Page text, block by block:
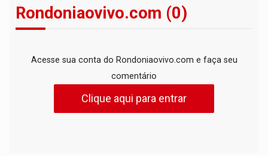
Rondoniaovivo.com (0)
Acesse sua conta do Rondoniaovivo.com e faça seu
comentário
Clique aqui para entrar